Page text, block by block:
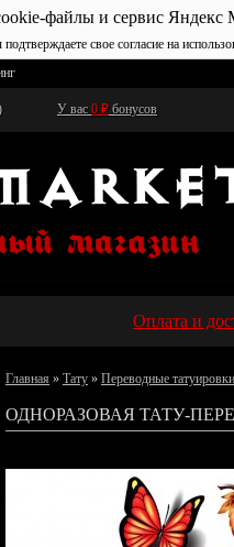
файлы и сервис Яндекс
свое согласие на
У вас 0 ₽ бонусов
Оплата и
Главная » Тату » Переводные татуировки
ОДНОРАЗОВАЯ ТАТУ-